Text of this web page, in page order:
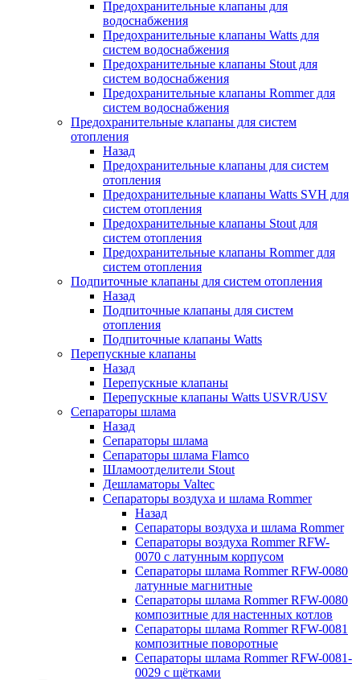
Предохранительные клапаны для
водоснабжения
Предохранительные клапаны Watts для
систем водоснабжения
Предохранительные клапаны Stout для
систем водоснабжения
Предохранительные клапаны Rommer для
систем водоснабжения
Предохранительные клапаны для систем
отопления
Назад
Предохранительные клапаны для систем
отопления
Предохранительные клапаны Watts SVH для
систем отопления
Предохранительные клапаны Stout для
систем отопления
Предохранительные клапаны Rommer для
систем отопления
Подпиточные клапаны для систем отопления
Назад
Подпиточные клапаны для систем
отопления
Подпиточные клапаны Watts
Перепускные клапаны
Назад
Перепускные клапаны
Перепускные клапаны Watts USVR/USV
Сепараторы шлама
Назад
Сепараторы шлама
Сепараторы шлама Flamco
Шламоотделители Stout
Дешламаторы Valtec
Сепараторы воздуха и шлама Rommer
Назад
Сепараторы воздуха и шлама Rommer
Сепараторы воздуха Rommer RFW-
0070 с латунным корпусом
Сепараторы шлама Rommer RFW-0080
латунные магнитные
Сепараторы шлама Rommer RFW-0080
композитные для настенных котлов
Сепараторы шлама Rommer RFW-0081
композитные поворотные
Сепараторы шлама Rommer RFW-0081-
0029 с щётками